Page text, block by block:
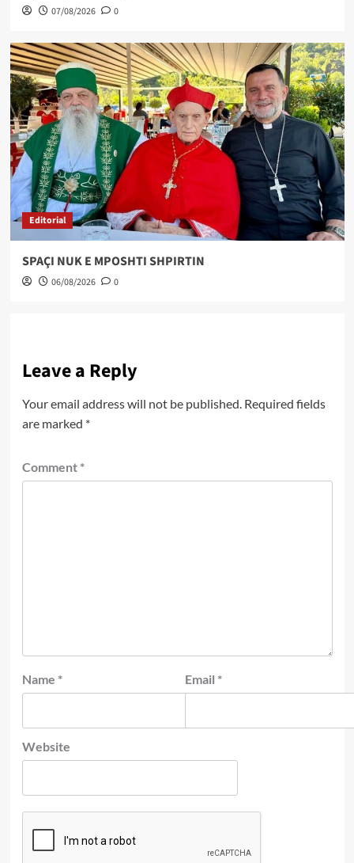
07/08/2026 0
Editorial
SPAÇI NUK E MPOSHTI SHPIRTIN
06/08/2026 0
Leave a Reply
Your email address will not be published. Required fields
are marked *
Comment *
Name * Email *
Website